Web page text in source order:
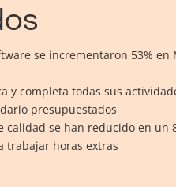
se incrementaron 53% en
y completa todas sus
presupuestados
calidad se han reducido en un
trabajar horas extras